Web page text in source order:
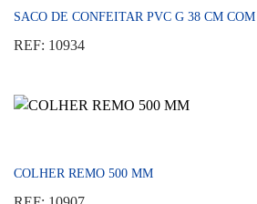
SACO DE CONFEITAR PVC G 38 CM
REF: 10934
COLHER REMO 500 MM